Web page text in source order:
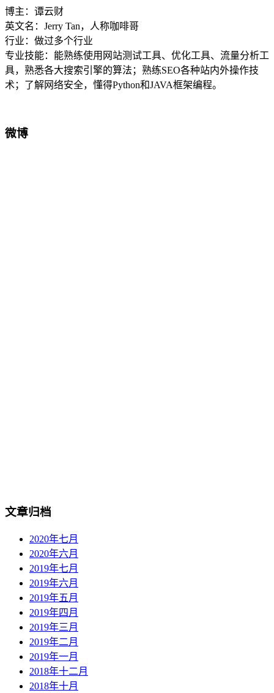
博主：谭云财
英文名：Jerry Tan，人称咖啡哥
行业：做过多个行业
专业技能：能熟练使用网站测试工具、优化工具、流量分析工
具，熟悉各大搜索引擎的算法；熟练SEO各种站内外操作技
术；了解网络安全，懂得Python和JAVA框架编程。
微博
文章归档
2020年七月
2020年六月
2019年七月
2019年六月
2019年五月
2019年四月
2019年三月
2019年二月
2019年一月
2018年十二月
2018年十月